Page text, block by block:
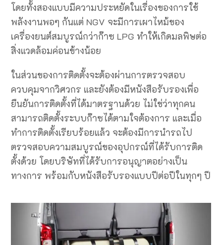
โดยทั้งสองแบบมีความประหยัดในเรื่องของการใช้
พลังงานพอๆ กันแต่ NGV จะมีการเผาไหม้ของ
เครื่องยนต์สมบูรณ์กว่าก๊าซ LPG ทำให้เกิดมลพิษต่อ
สิ่งแวดล้อมค่อนข้างน้อย
ในส่วนของการติดตั้งจะต้องผ่านการตรวจสอบ
ควบคุมจากวิศวกร และยังต้องมีหนังสือรับรองเพื่อ
ยืนยันการติดตั้งที่ได้มาตรฐานด้วย ไม่ใช่ว่าทุกคน
สามารถติดตั้งระบบก๊าซได้ตามใจต้องการ และเมื่อ
ทำการติดตั้งเรียบร้อยแล้ว จะต้องมีการนำรถไป
ตรวจสอบความสมบูรณ์ของอุปกรณ์ที่ได้รับการติด
ตั้งด้วย โดยบริษัทที่ได้รับการอนุญาตอย่างเป็น
ทางการ พร้อมกับหนังสือรับรองแบบปีต่อปีในทุกๆ ปี